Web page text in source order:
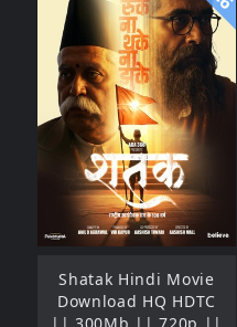
Shatak Hindi Movie
Download HQ HDTC